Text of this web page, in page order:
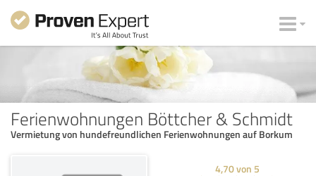
Ferienwohnungen Böttcher & Schmidt
Vermietung von hundefreundlichen Ferienwohnungen auf Borkum
4,70von 5